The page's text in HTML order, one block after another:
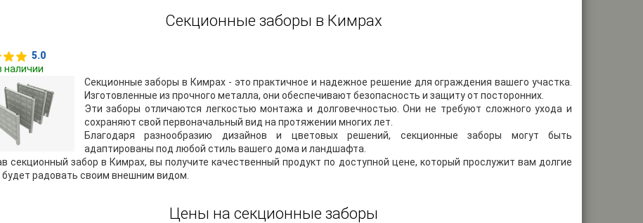
Секционные заборы в Кимрах
5.0
наличии
Секционные заборы в Кимрах - это практичное и надежное решение для ограждения вашего участка.
Изготовленные из прочного металла, они обеспечивают безопасность и защиту от посторонних.
Эти заборы отличаются легкостью монтажа и долговечностью. Они не требуют сложного ухода и
сохраняют свой первоначальный вид на протяжении многих лет.
Благодаря разнообразию дизайнов и цветовых решений, секционные заборы могут быть
адаптированы под любой стиль вашего дома и ландшафта.
секционный забор в Кимрах, вы получите качественный продукт по доступной цене, который прослужит вам долгие
будет радовать своим внешним видом.
Цены на секционные заборы